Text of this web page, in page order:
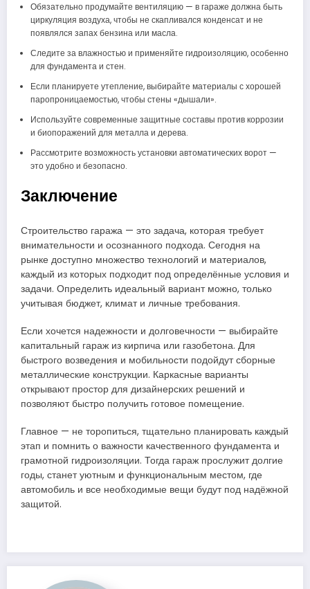
Обязательно продумайте вентиляцию — в гараже должна быть
циркуляция воздуха, чтобы не скапливался конденсат и не
появлялся запах бензина или масла.
Следите за влажностью и применяйте гидроизоляцию, особенно
для фундамента и стен.
Если планируете утепление, выбирайте материалы с хорошей
паропроницаемостью, чтобы стены «дышали».
Используйте современные защитные составы против коррозии
и биопоражений для металла и дерева.
Рассмотрите возможность установки автоматических ворот —
это удобно и безопасно.
Заключение
Строительство гаража — это задача, которая требует
внимательности и осознанного подхода. Сегодня на
рынке доступно множество технологий и материалов,
каждый из которых подходит под определённые условия и
задачи. Определить идеальный вариант можно, только
учитывая бюджет, климат и личные требования.
Если хочется надежности и долговечности — выбирайте
капитальный гараж из кирпича или газобетона. Для
быстрого возведения и мобильности подойдут сборные
металлические конструкции. Каркасные варианты
открывают простор для дизайнерских решений и
позволяют быстро получить готовое помещение.
Главное — не торопиться, тщательно планировать каждый
этап и помнить о важности качественного фундамента и
грамотной гидроизоляции. Тогда гараж прослужит долгие
годы, станет уютным и функциональным местом, где
автомобиль и все необходимые вещи будут под надёжной
защитой.